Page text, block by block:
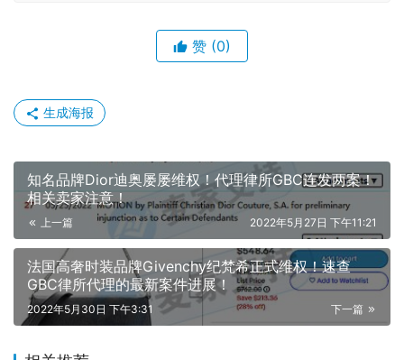
赞 (0)
生成海报
知名品牌Dior迪奥屡屡维权！代理律所GBC连发两案！
相关卖家注意！
上一篇 2022年5月27日 下午11:21
法国高奢时装品牌Givenchy纪梵希正式维权！速查
GBC律所代理的最新案件进展！
下一篇
2022年5月30日 下午3:31